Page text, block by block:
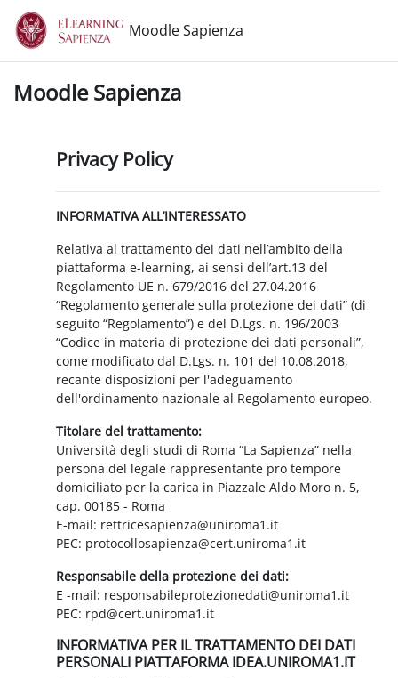
Vai al contenuto principale
Moodle Sapienza
Moodle Sapienza
Privacy Policy
INFORMATIVA ALL’INTERESSATO
Relativa al trattamento dei dati nell’ambito della
piattaforma e-learning, ai sensi dell’art.13 del
Regolamento UE n. 679/2016 del 27.04.2016
“Regolamento generale sulla protezione dei dati” (di
seguito “Regolamento”) e del D.Lgs. n. 196/2003
“Codice in materia di protezione dei dati personali”,
come modificato dal D.Lgs. n. 101 del 10.08.2018,
recante disposizioni per l'adeguamento
dell'ordinamento nazionale al Regolamento europeo.
Titolare del trattamento:
Università degli studi di Roma “La Sapienza” nella
persona del legale rappresentante pro tempore
domiciliato per la carica in Piazzale Aldo Moro n. 5,
cap. 00185 - Roma
E-mail: rettricesapienza@uniroma1.it
PEC: protocollosapienza@cert.uniroma1.it
Responsabile della protezione dei dati:
E -mail: responsabileprotezionedati@uniroma1.it
PEC: rpd@cert.uniroma1.it
INFORMATIVA PER IL TRATTAMENTO DEI DATI
PERSONALI PIATTAFORMA IDEA.UNIROMA1.IT